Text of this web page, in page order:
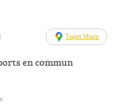
Trajet Maps
en commun